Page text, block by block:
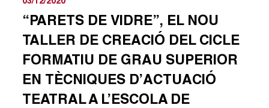
“PARETS DE VIDRE”, EL NOU
TALLER DE CREACIÓ DEL CICLE
FORMATIU DE GRAU SUPERIOR
EN TÈCNIQUES D’ACTUACIÓ
TEATRAL A L’ESCOLA DE